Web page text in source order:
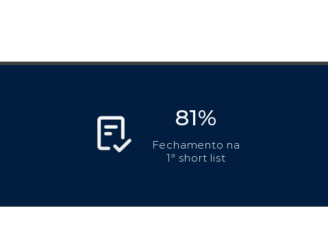
81%
Fechamento na
1ª short list